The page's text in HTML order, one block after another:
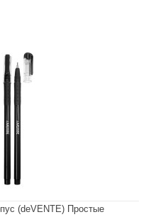
(deVENTE) Простые